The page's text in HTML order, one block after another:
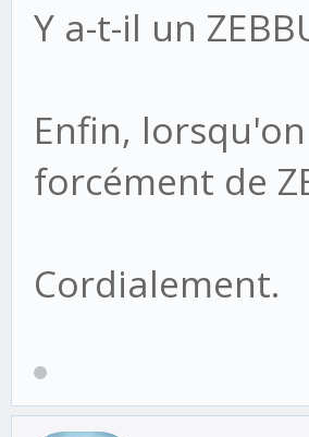
Y a-t-il un
Enfin,
forcément de
Cordialement.